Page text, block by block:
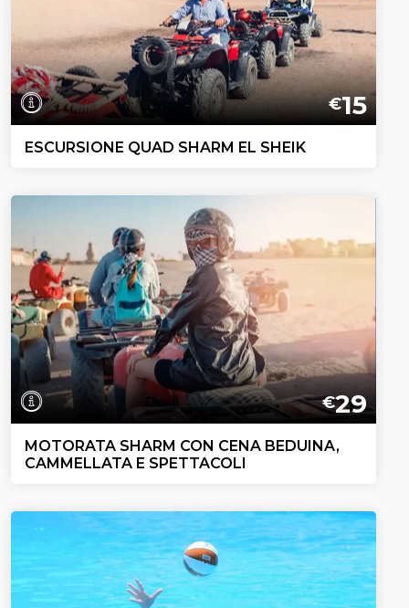
€15
ESCURSIONE QUAD SHARM EL SHEIK
€29
MOTORATA SHARM CON CENA BEDUINA,
CAMMELLATA E SPETTACOLI